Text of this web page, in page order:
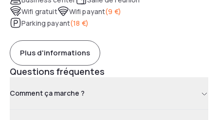
Wifi gratuit
Wifi payant(9 €)
Parking payant(18 €)
Plus d'informations
Questions fréquentes
Comment ça marche ?